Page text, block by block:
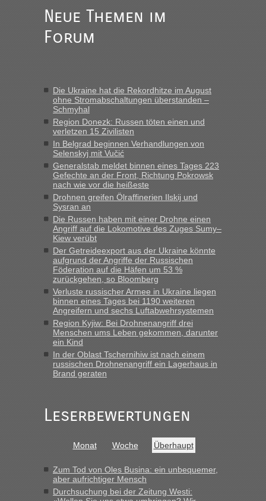
fast 11 Milliarden aufgedeckt
„Am besten wäre natürlich, wenn die Frau mit dabei ist.
Alleinreisende Männer stehen schließlich immer unter
Milliarden aufgedeckt
„Kein Zoll. Du musst an sich nur sagen dass das privat ist
und du nicht damit handeln willst. So lange das nicht
Originalverpackt ist und ersichlich das nicht neu sollte es
keine Probleme geben“
Recht, Visa und Dokumente • Deklaration
gebrauchter Kleidung beim Zoll
„Hallo Leute, ich weiß nicht, ob ich hier richtig bin mit meiner
Anfrage. Ich möchte 4 Umzugskartons mit gebrauchter
Straßen Kleidung bei der Einreise in die Ukraine
mitnehmen. Es ist gebrauchte Kleidung...“
Berichte und Reisetipps • Re: An welchem
Grenzübergang zwischen Polen und der Ukraine geht es am
schnellsten?
„Wir sind mit unserem Wohnmobil, wie geplant am Montag
15.6. in Krakovets rüber. Sehr zeitig los gegen 5 Uhr in der
Früh. Mit sehr sehr wenig Verkehr, super bis zur Grenze. Nur
8 PKW vor der Schranke....“
inBerichte und Reisetipps • Re: An welchem
Grenzübergang zwischen Polen und der Ukraine geht es am
schnellsten?
schnell da auch Passagiere mit EU-Pass dabei waren“
Berichte und Reisetipps • Re: An welchem
Grenzübergang zwischen Polen und der Ukraine geht es am
„Bin am Montag 15.6.26 um 8 Uhr in Urgyniw ausgereist,
das erste Mal an einem Montagmorgen ca. 15 Fahrzeuge
vor mir, bin sonst der Erste oder Zweite, egal, nach ca 20
Neue Themen im
Forum
Die Ukraine hat die Rekordhitze im August
ohne Stromabschaltungen überstanden –
Schmyhal
Region Donezk: Russen töten einen und
verletzen 15 Zivilisten
In Belgrad beginnen Verhandlungen von
Selenskyj mit Vučić
Generalstab meldet binnen eines Tages 223
Gefechte an der Front, Richtung Pokrowsk
nach wie vor die heißeste
Drohnen greifen Ölraffinerien Ilskij und
Sysran an
Die Russen haben mit einer Drohne einen
Angriff auf die Lokomotive des Zuges Sumy–
Kiew verübt
Der Getreideexport aus der Ukraine könnte
aufgrund der Angriffe der Russischen
Föderation auf die Häfen um 53 %
zurückgehen, so Bloomberg
Verluste russischer Armee in Ukraine liegen
binnen eines Tages bei 1190 weiteren
Angreifern und sechs Luftabwehrsystemen
Region Kyjiw: Bei Drohnenangriff drei
Menschen ums Leben gekommen, darunter
ein Kind
In der Oblast Tschernihiw ist nach einem
russischen Drohnenangriff ein Lagerhaus in
Brand geraten
Leserbewertungen
Monat Woche Überhaupt
Zum Tod von Oles Busina: ein unbequemer,
aber aufrichtiger Mensch
Durchsuchung bei der Zeitung Westi: